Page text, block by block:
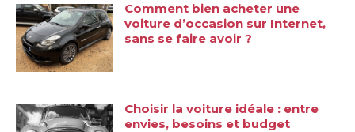
Comment bien acheter une
voiture d’occasion sur Internet,
sans se faire avoir ?
Choisir la voiture idéale : entre
envies, besoins et budget